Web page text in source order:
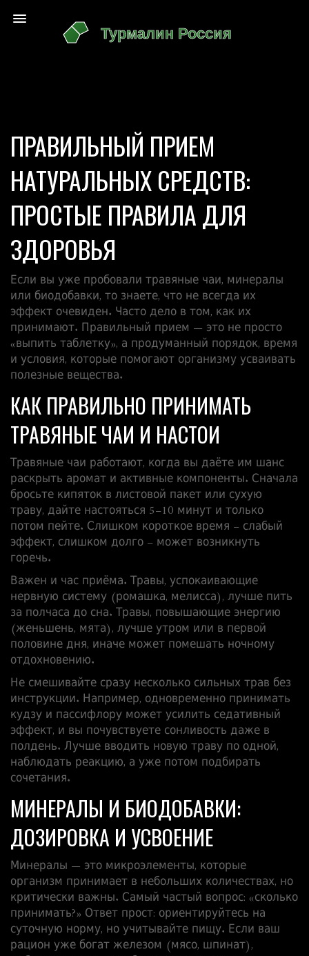
ПРАВИЛЬНЫЙ ПРИЕМ
НАТУРАЛЬНЫХ СРЕДСТВ:
ПРОСТЫЕ ПРАВИЛА ДЛЯ
ЗДОРОВЬЯ
Если вы уже пробовали травяные чаи, минералы
или биодобавки, то знаете, что не всегда их
эффект очевиден. Часто дело в том, как их
принимают. Правильный прием — это не просто
«выпить таблетку», а продуманный порядок, время
и условия, которые помогают организму усваивать
полезные вещества.
КАК ПРАВИЛЬНО ПРИНИМАТЬ
ТРАВЯНЫЕ ЧАИ И НАСТОИ
Травяные чаи работают, когда вы даёте им шанс
раскрыть аромат и активные компоненты. Сначала
бросьте кипяток в листовой пакет или сухую
траву, дайте настояться 5–10 минут и только
потом пейте. Слишком короткое время – слабый
эффект, слишком долго – может возникнуть
горечь.
Важен и час приёма. Травы, успокаивающие
нервную систему (ромашка, мелисса), лучше пить
за полчаса до сна. Травы, повышающие энергию
(женьшень, мята), лучше утром или в первой
половине дня, иначе может помешать ночному
отдохновению.
Не смешивайте сразу несколько сильных трав без
инструкции. Например, одновременно принимать
кудзу и пассифлору может усилить седативный
эффект, и вы почувствуете сонливость даже в
полдень. Лучше вводить новую траву по одной,
наблюдать реакцию, а уже потом подбирать
сочетания.
МИНЕРАЛЫ И БИОДОБАВКИ:
ДОЗИРОВКА И УСВОЕНИЕ
Минералы — это микроэлементы, которые
организм принимает в небольших количествах, но
критически важны. Самый частый вопрос: «сколько
принимать?» Ответ прост: ориентируйтесь на
суточную норму, но учитывайте пищу. Если ваш
рацион уже богат железом (мясо, шпинат),